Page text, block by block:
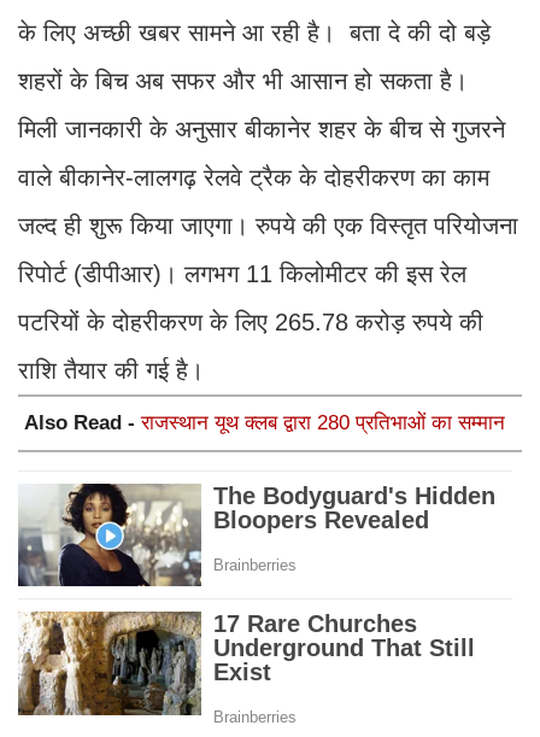
के लिए अच्छी खबर सामने आ रही है। बता दे की दो बड़े
शहरों के बिच अब सफर और भी आसान हो सकता है।
मिली जानकारी के अनुसार बीकानेर शहर के बीच से गुजरने
वाले बीकानेर-लालगढ़ रेलवे ट्रैक के दोहरीकरण का काम
जल्द ही शुरू किया जाएगा। रुपये की एक विस्तृत परियोजना
रिपोर्ट (डीपीआर)। लगभग 11 किलोमीटर की इस रेल
पटरियों के दोहरीकरण के लिए 265.78 करोड़ रुपये की
राशि तैयार की गई है।
Also Read -राजस्थान यूथ क्लब द्वारा 280 प्रतिभाओं का सम्मान